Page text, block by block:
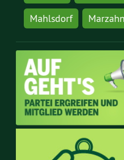
Mahlsdorf
Marzahn